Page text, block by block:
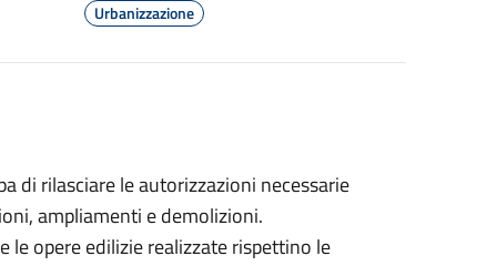
Urbanizzazione
di rilasciare le autorizzazioni necessarie
ampliamenti e demolizioni.
opere edilizie realizzate rispettino le